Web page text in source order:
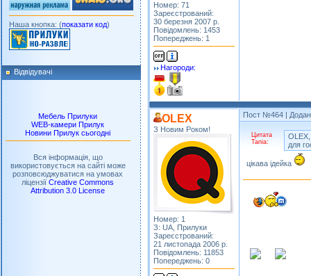
Наша кнопка: (показати код)
Відвідувачі
Мебель Прилуки
WEB-камери Прилук
Новини Прилук сьогодні
Вся інформація, що
використовується на сайті може
розповсюджуватися на умовах
ліцензіїCreative Commons
Attribution 3.0 License
Номер: 71
Зареєстрований:
30 березня 2007 р.
Повідомлень: 1453
Попереджень: 1
Нагороди:
OLEX
З Новим Роком!
Номер: 1
З: UA, Прилуки
Зареєстрований:
21 листопада 2006 р.
Повідомлень: 11853
Попереджень: 0
Пост №464 |
Цитата
Tania:
для
цікава ідейка